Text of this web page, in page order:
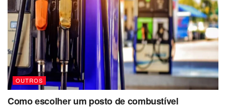
OUTROS
Como escolher um posto de combustível